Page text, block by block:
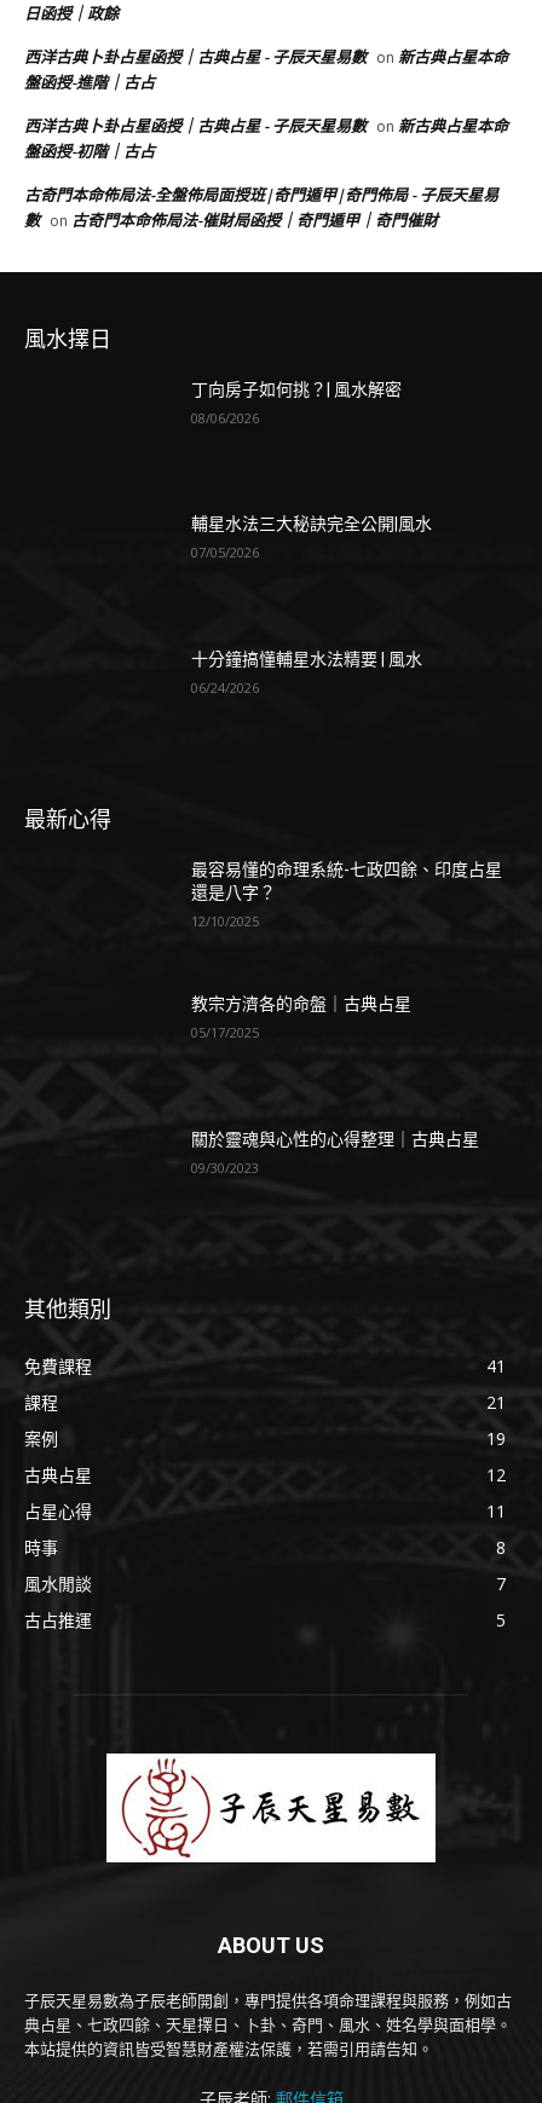
日函授｜政餘
西洋古典卜卦占星函授｜古典占星 - 子辰天星易數 on 新古典占星本命
盤函授-進階｜古占
西洋古典卜卦占星函授｜古典占星 - 子辰天星易數 on 新古典占星本命
盤函授-初階｜古占
古奇門本命佈局法-全盤佈局面授班|奇門遁甲|奇門佈局 - 子辰天星易
數 on 古奇門本命佈局法-催財局函授｜奇門遁甲｜奇門催財
風水擇日
丁向房子如何挑？| 風水解密
08/06/2026
輔星水法三大秘訣完全公開|風水
07/05/2026
十分鐘搞懂輔星水法精要 | 風水
06/24/2026
最新心得
最容易懂的命理系統-七政四餘、印度占星
還是八字？
12/10/2025
教宗方濟各的命盤｜古典占星
05/17/2025
關於靈魂與心性的心得整理｜古典占星
09/30/2023
其他類別
免費課程
41
課程
21
案例
19
古典占星
12
占星心得
11
時事
8
風水閒談
7
古占推運
5
ABOUT US
子辰天星易數為子辰老師開創，專門提供各項命理課程與服務，例如古
典占星、七政四餘、天星擇日、卜卦、奇門、風水、姓名學與面相學。
本站提供的資訊皆受智慧財產權法保護，若需引用請告知。
子辰老師: 郵件信箱